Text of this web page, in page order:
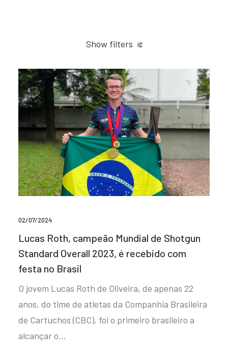
Show filters
02/07/2024
Lucas Roth, campeão Mundial de Shotgun
Standard Overall 2023, é recebido com
festa no Brasil
O jovem Lucas Roth de Oliveira, de apenas 22
anos, do time de atletas da Companhia Brasileira
de Cartuchos (CBC), foi o primeiro brasileiro a
alcançar o…